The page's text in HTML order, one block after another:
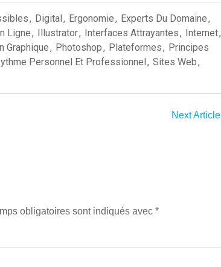
, Digital, Ergonomie, Experts Du Domaine,
Ligne, Illustrator, Interfaces Attrayantes, Internet,
Graphique, Photoshop, Plateformes, Principes
Personnel Et Professionnel, Sites Web,
Next Article
obligatoires sont indiqués avec *